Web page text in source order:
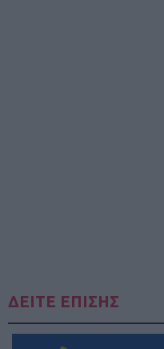
ΔΕΙΤΕ ΕΠΙΣΗΣ